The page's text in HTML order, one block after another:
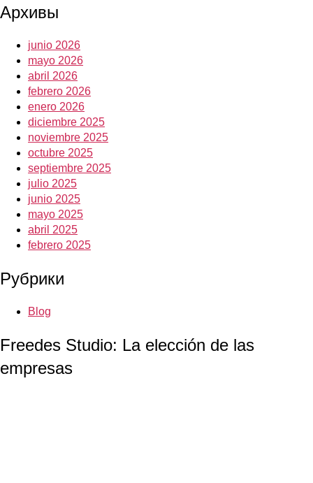
Архивы
junio 2026
mayo 2026
abril 2026
febrero 2026
enero 2026
diciembre 2025
noviembre 2025
octubre 2025
septiembre 2025
julio 2025
junio 2025
mayo 2025
abril 2025
febrero 2025
Рубрики
Blog
Freedes Studio: La elección de las
empresas